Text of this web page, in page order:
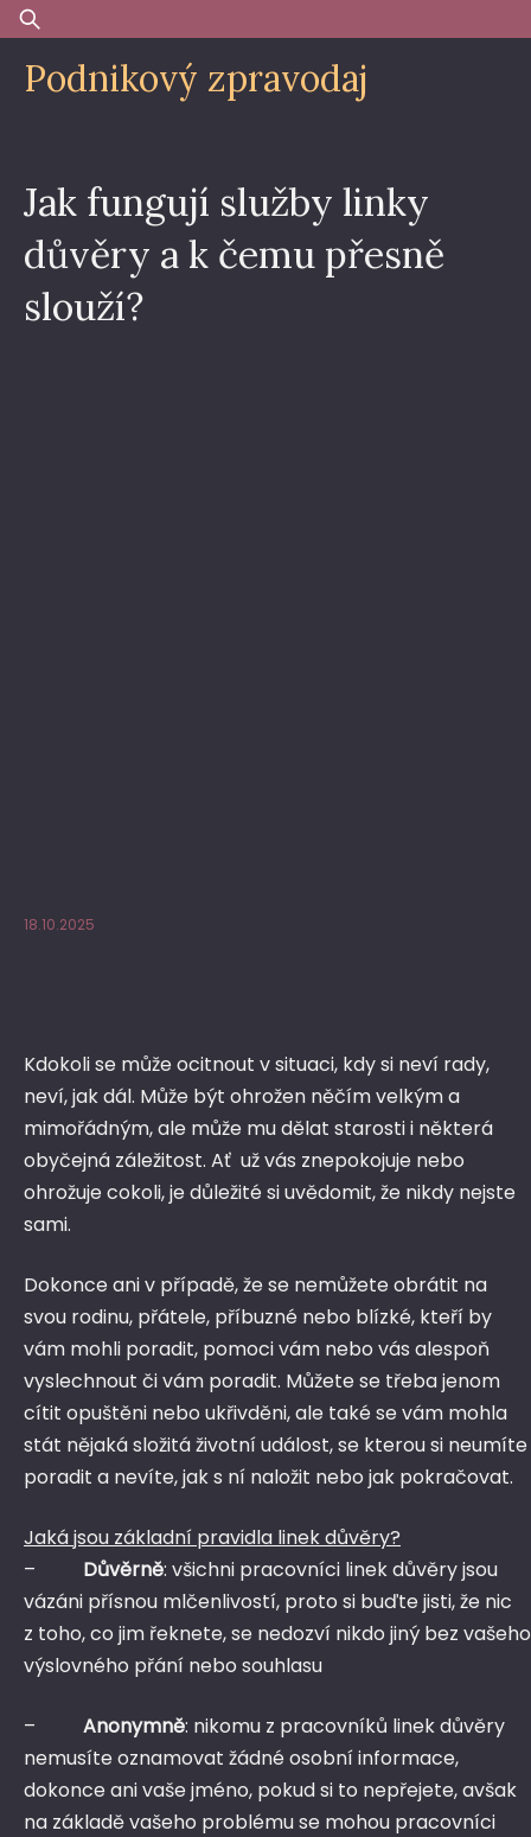
Skip
to
content
Vyhledávání
Podnikový zpravodaj
Jak fungují služby linky
důvěry a k čemu přesně
slouží?
18.10.2025
Kdokoli se může ocitnout v situaci, kdy si neví rady,
neví, jak dál. Může být ohrožen něčím velkým a
mimořádným, ale může mu dělat starosti i některá
obyčejná záležitost. Ať už vás znepokojuje nebo
ohrožuje cokoli, je důležité si uvědomit, že nikdy nejste
sami.
Dokonce ani v případě, že se nemůžete obrátit na
svou rodinu, přátele, příbuzné nebo blízké, kteří by
vám mohli poradit, pomoci vám nebo vás alespoň
vyslechnout či vám poradit. Můžete se třeba jenom
cítit opuštěni nebo ukřivděni, ale také se vám mohla
stát nějaká složitá životní událost, se kterou si neumíte
poradit a nevíte, jak s ní naložit nebo jak pokračovat.
Jaká jsou základní pravidla linek důvěry?
– Důvěrně: všichni pracovníci linek důvěry jsou
vázáni přísnou mlčenlivostí, proto si buďte jisti, že nic
z toho, co jim řeknete, se nedozví nikdo jiný bez vašeho
výslovného přání nebo souhlasu
– Anonymně: nikomu z pracovníků linek důvěry
nemusíte oznamovat žádné osobní informace,
dokonce ani vaše jméno, pokud si to nepřejete, avšak
na základě vašeho problému se mohou pracovníci